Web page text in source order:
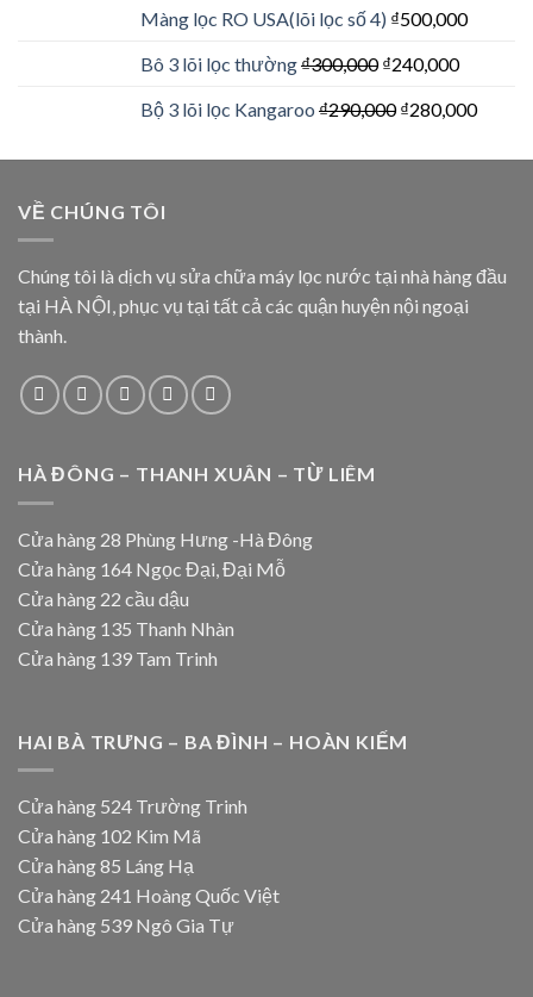
Màng lọc RO USA(lõi lọc số 4) ₫500,000
Bô 3 lõi lọc thường₫300,000 ₫240,000
Bộ 3 lõi lọc Kangaroo ₫290,000 ₫280,000
VỀ CHÚNG TÔI
Chúng tôi là dịch vụ sửa chữa máy lọc nước tại nhà hàng đầu
tại HÀ NỘI, phục vụ tại tất cả các quận huyện nội ngoại
thành.
HÀ ĐÔNG – THANH XUÂN – TỪ LIÊM
Cửa hàng 28 Phùng Hưng -Hà Đông
Cửa hàng 164 Ngọc Đại, Đại Mỗ
Cửa hàng 22 cầu dậu
Cửa hàng 135 Thanh Nhàn
Cửa hàng 139 Tam Trinh
HAI BÀ TRƯNG – BA ĐÌNH – HOÀN KIẾM
Cửa hàng 524 Trường Trinh
Cửa hàng 102 Kim Mã
Cửa hàng 85 Láng Hạ
Cửa hàng 241 Hoàng Quốc Việt
Cửa hàng 539 Ngô Gia Tự